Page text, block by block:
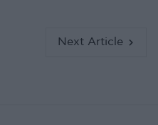
Next Article